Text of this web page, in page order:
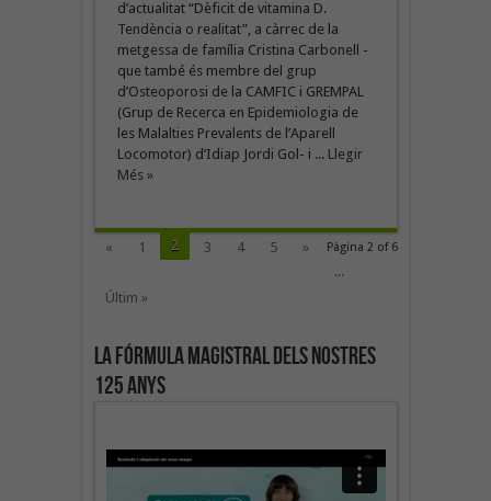
d’actualitat “Dèficit de vitamina D.
Tendència o realitat”, a càrrec de la
metgessa de família Cristina Carbonell -
que també és membre del grup
d’Osteoporosi de la CAMFIC i GREMPAL
(Grup de Recerca en Epidemiologia de
les Malalties Prevalents de l’Aparell
Locomotor) d’Idiap Jordi Gol- i ... Llegir
Més »
Pàgina 2 of 6
« 1 2 3 4 5
»
...
Últim »
La fórmula magistral dels nostres
125 anys